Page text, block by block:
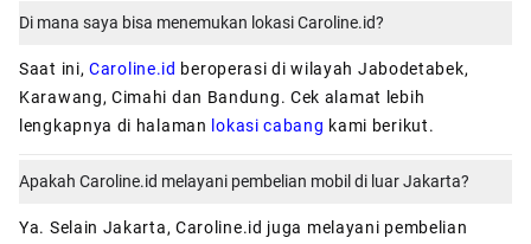
Di mana saya bisa menemukan lokasi Caroline.id?
Saat ini,Caroline.id beroperasi di wilayah Jabodetabek,
Karawang, Cimahi dan Bandung. Cek alamat lebih
lengkapnya di halaman lokasi cabang kami berikut.
Apakah Caroline.id melayani pembelian mobil di luar Jakarta?
Ya. Selain Jakarta, Caroline.id juga melayani pembelian